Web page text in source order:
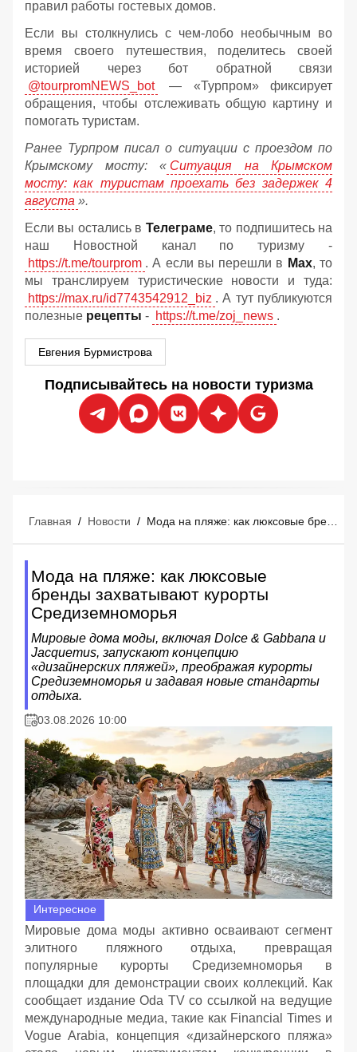
правил работы гостевых домов.
Если вы столкнулись с чем-лобо необычным во
время своего путешествия, поделитесь своей
историей через бот обратной связи
@tourpromNEWS_bot
— «Турпром» фиксирует
обращения, чтобы отслеживать общую картину и
помогать туристам.
Ранее Турпром писал о ситуации с проездом по
Крымскому мосту: « Ситуация на Крымском
мосту: как туристам проехать без задержек 4
августа ».
Если вы остались в Телеграме, то подпишитесь на
наш Новостной канал по туризму -
https://t.me/tourprom . А если вы перешли в Мах, то
мы транслируем туристические новости и туда:
https://max.ru/id7743542912_biz . А тут публикуются
полезные рецепты - https://t.me/zoj_news .
Евгения Бурмистрова
Подписывайтесь на новости туризма
Главная / Новости / Мода на пляже: как люксовые бренды захватывают курорты Средиземноморья
Мода на пляже: как люксовые
бренды захватывают курорты
Средиземноморья
Мировые дома моды, включая Dolce & Gabbana и
Jacquemus, запускают концепцию
«дизайнерских пляжей», преображая курорты
Средиземноморья и задавая новые стандарты
отдыха.
03.08.2026 10:00
Интересное
Мировые дома моды активно осваивают сегмент
элитного пляжного отдыха, превращая
популярные курорты Средиземноморья в
площадки для демонстрации своих коллекций. Как
сообщает издание Oda TV со ссылкой на ведущие
международные медиа, такие как Financial Times и
Vogue Arabia, концепция «дизайнерского пляжа»